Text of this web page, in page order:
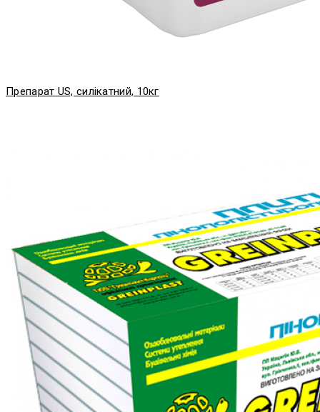
Препарат US, силікатний, 10кг